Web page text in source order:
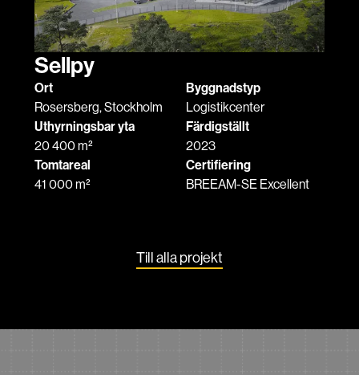
Sellpy
Ort
Rosersberg, Stockholm
Byggnadstyp
Logistikcenter
Uthyrningsbar yta
20 400 m²
Färdigställt
2023
Tomtareal
41 000 m²
Certifiering
BREEAM-SE Excellent
Till alla projekt